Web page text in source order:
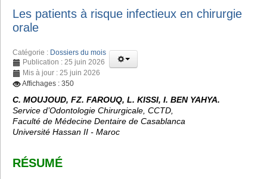
Les patients à risque infectieux en chirurgie
orale
Catégorie : Dossiers du mois
Publication : 25 juin 2026
Mis à jour : 25 juin 2026
Affichages : 350
C. MOUJOUD, FZ. FAROUQ, L. KISSI, I. BEN YAHYA.
Service d’Odontologie Chirurgicale, CCTD,
Faculté de Médecine Dentaire de Casablanca
Université Hassan II - Maroc
RÉSUMÉ